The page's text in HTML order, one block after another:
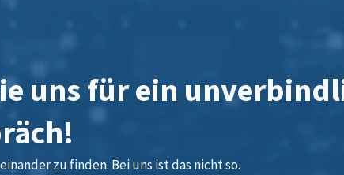
uns für ein
zu finden. Bei uns ist das nicht so.